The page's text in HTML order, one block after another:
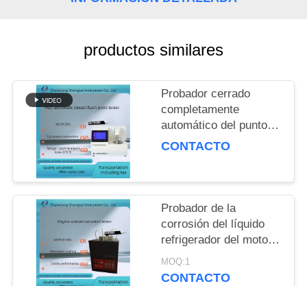
PRIVACY
POLICY
productos similares
Probador cerrado
completamente
automático del punto
de inflamación de
CONTACTO
Probador de la
corrosión del líquido
refrigerador del motor
de ASTM D1384
equipado del
MOQ:1
CONTACTO